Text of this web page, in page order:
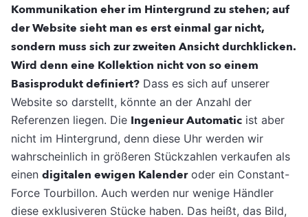
Kommunikation eher im Hintergrund zu stehen; auf
der Website sieht man es erst einmal gar nicht,
sondern muss sich zur zweiten Ansicht durchklicken.
Wird denn eine Kollektion nicht von so einem
Basisprodukt definiert? Dass es sich auf unserer
Website so darstellt, könnte an der Anzahl der
Referenzen liegen. Die Ingenieur Automatic ist aber
nicht im Hintergrund, denn diese Uhr werden wir
wahrscheinlich in größeren Stückzahlen verkaufen als
einen digitalen ewigen Kalenderoder ein Constant-
Force Tourbillon. Auch werden nur wenige Händler
diese exklusiveren Stücke haben. Das heißt, das Bild,